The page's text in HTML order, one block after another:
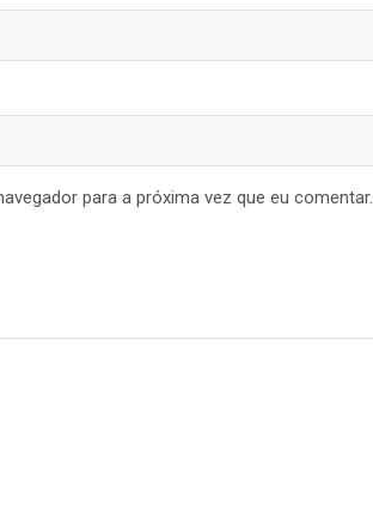
para a próxima vez que eu comentar.